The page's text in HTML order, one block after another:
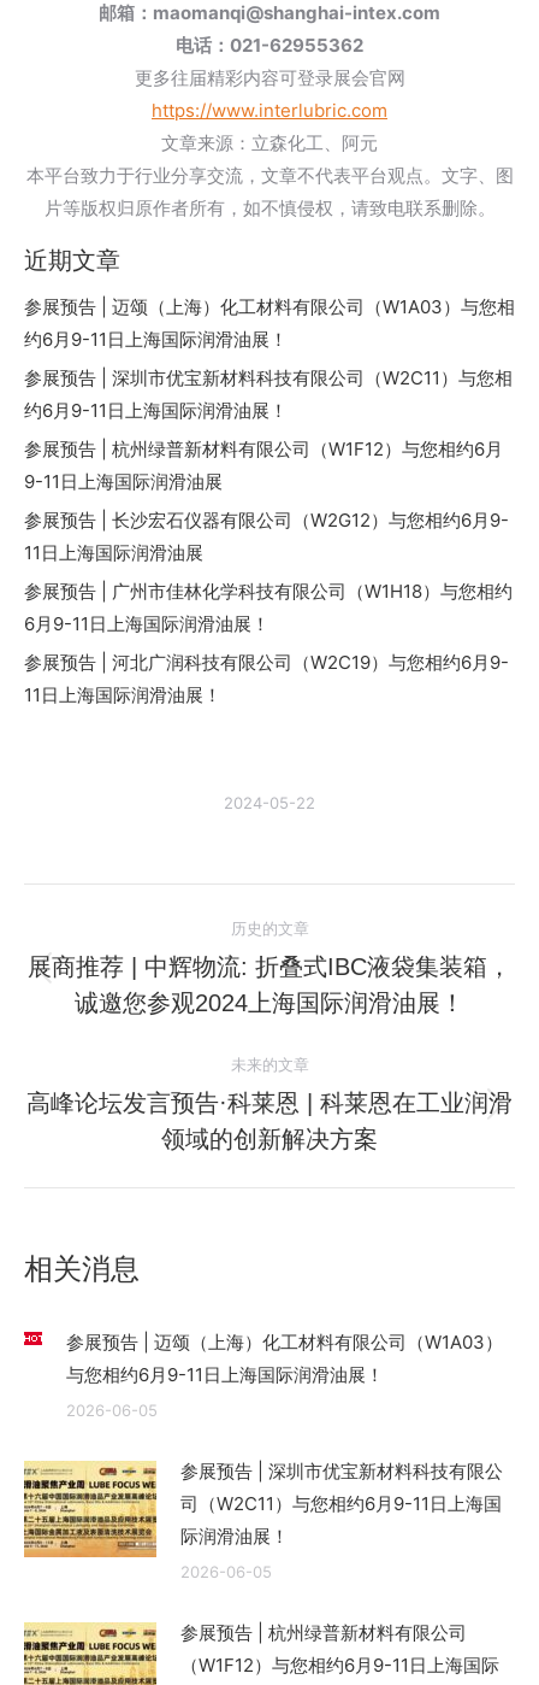
邮箱：maomanqi@shanghai-intex.com
电话：021-62955362
更多往届精彩内容可登录展会官网
https://www.interlubric.com
文章来源：立森化工、阿元
本平台致力于行业分享交流，文章不代表平台观点。文字、图
片等版权归原作者所有，如不慎侵权，请致电联系删除。
近期文章
参展预告 | 迈颂（上海）化工材料有限公司（W1A03）与您相
约6月9-11日上海国际润滑油展！
参展预告 | 深圳市优宝新材料科技有限公司（W2C11）与您相
约6月9-11日上海国际润滑油展！
参展预告 | 杭州绿普新材料有限公司（W1F12）与您相约6月
9-11日上海国际润滑油展
参展预告 | 长沙宏石仪器有限公司（W2G12）与您相约6月9-
11日上海国际润滑油展
参展预告 | 广州市佳林化学科技有限公司（W1H18）与您相约
6月9-11日上海国际润滑油展！
参展预告 | 河北广润科技有限公司（W2C19）与您相约6月9-
11日上海国际润滑油展！
2024-05-22
章
历史的文章
历
史
章：
展商推荐 | 中辉物流: 折叠式IBC液袋集装箱，
诚邀您参观2024上海国际润滑油展！
未来的文章
未
来
的
高峰论坛发言预告·科莱恩 | 科莱恩在工业润滑
领域的创新解决方案
相关消息
参展预告 | 迈颂（上海）化工材料有限公司（W1A03）
与您相约6月9-11日上海国际润滑油展！
2026-06-05
参展预告 | 深圳市优宝新材料科技有限公
司（W2C11）与您相约6月9-11日上海国
际润滑油展！
2026-06-05
参展预告 | 杭州绿普新材料有限公司
（W1F12）与您相约6月9-11日上海国际